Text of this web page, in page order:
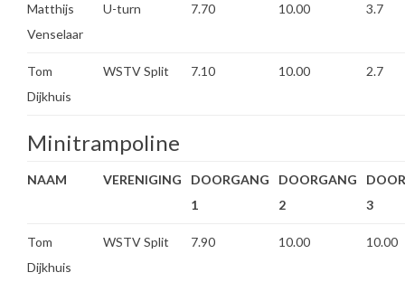
Matthijs
Venselaar
U-turn 7.70 10.00 3.7
Tom
Dijkhuis
WSTV Split 7.10 10.00 2.7
Minitrampoline
NAAM VERENIGING
DOORGANG
1
DOORGANG
2
3
Tom
Dijkhuis
WSTV Split 7.90 10.00 10.00